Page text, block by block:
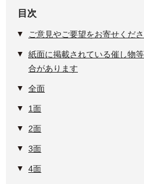
目次
ご意見やご要望をお寄せくだ
紙面に掲載されている催し物
合があります
全面
1面
2面
3面
4面